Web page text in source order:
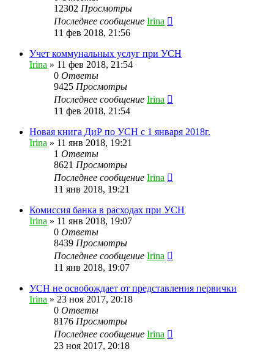
12302 Просмотры
Последнее сообщение Irina
11 фев 2018, 21:56
Учет коммунальных услуг при УСН
Irina » 11 фев 2018, 21:54
0 Ответы
9425 Просмотры
Последнее сообщение Irina
11 фев 2018, 21:54
Новая книга ДиР по УСН с 1 января 2018г.
Irina » 11 янв 2018, 19:21
1 Ответы
8621 Просмотры
Последнее сообщение Irina
11 янв 2018, 19:21
Комиссия банка в расходах при УСН
Irina » 11 янв 2018, 19:07
0 Ответы
8439 Просмотры
Последнее сообщение Irina
11 янв 2018, 19:07
УСН не освобождает от представления первички
Irina » 23 ноя 2017, 20:18
0 Ответы
8176 Просмотры
Последнее сообщение Irina
23 ноя 2017, 20:18